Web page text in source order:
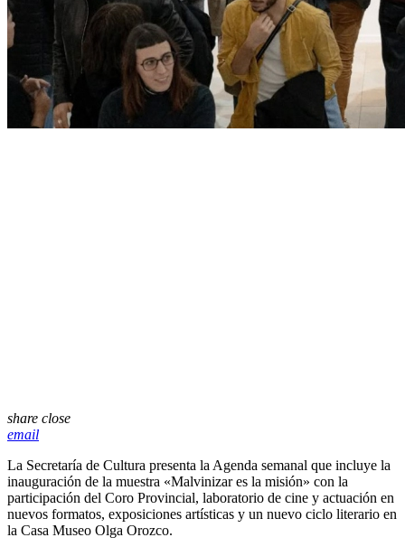
share close
email
La Secretaría de Cultura presenta la Agenda semanal que incluye la
inauguración de la muestra «Malvinizar es la misión» con la
participación del Coro Provincial, laboratorio de cine y actuación en
nuevos formatos, exposiciones artísticas y un nuevo ciclo literario en
la Casa Museo Olga Orozco.